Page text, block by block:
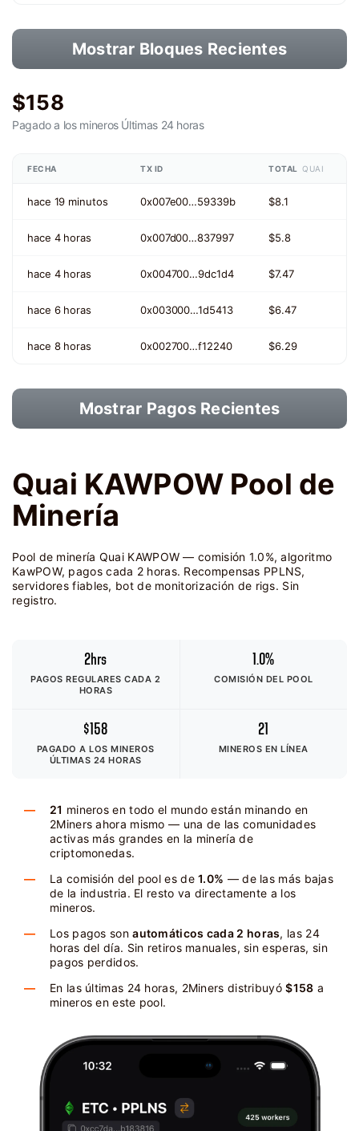
Mostrar Bloques Recientes
$158
Pagado a los mineros Últimas 24 horas
FECHA TX ID TOTAL QUAI
hace 19 minutos 0x007e00…59339b $8.1
hace 4 horas 0x007d00…837997 $5.8
hace 4 horas 0x004700…9dc1d4 $7.47
hace 6 horas 0x003000…1d5413 $6.47
hace 8 horas 0x002700…f12240 $6.29
Mostrar Pagos Recientes
Quai KAWPOW Pool de
Minería
Pool de minería Quai KAWPOW — comisión 1.0%, algoritmo
KawPOW, pagos cada 2 horas. Recompensas PPLNS,
servidores fiables, bot de monitorización de rigs. Sin
registro.
2hrs
PAGOS REGULARES CADA 2
HORAS
1.0%
COMISIÓN DEL POOL
$158
PAGADO A LOS MINEROS
ÚLTIMAS 24 HORAS
21
MINEROS EN LÍNEA
21 mineros en todo el mundo están minando en
2Miners ahora mismo — una de las comunidades
activas más grandes en la minería de
criptomonedas.
La comisión del pool es de1.0% — de las más bajas
de la industria. El resto va directamente a los
mineros.
Los pagos sonautomáticos cada 2 horas, las 24
horas del día. Sin retiros manuales, sin esperas, sin
pagos perdidos.
En las últimas 24 horas, 2Miners distribuyó$158 a
mineros en este pool.